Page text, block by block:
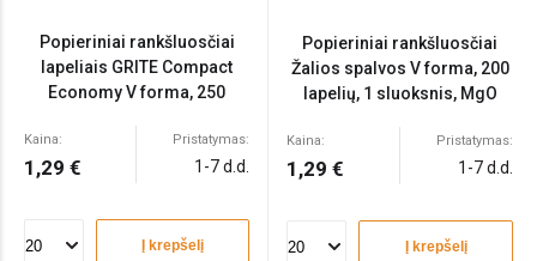
Popieriniai rankšluosčiai
lapeliais GRITE Compact
Economy V forma, 250
Kaina:
1,29 €
Pristatymas:
1-7 d.d.
Į krepšelį
Popieriniai rankšluosčiai
Žalios spalvos V forma, 200
lapelių, 1 sluoksnis, MgO
Kaina:
1,29 €
Pristatymas:
1-7 d.d.
Į krepšelį